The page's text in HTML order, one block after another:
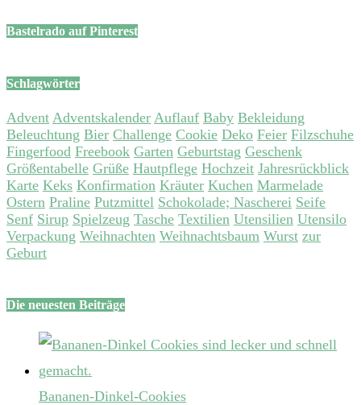
Bastelrado auf Pinterest
Schlagwörter
Advent Adventskalender Auflauf Baby Bekleidung
Beleuchtung Bier Challenge Cookie Deko Feier Filzschuhe
Fingerfood Freebook Garten Geburtstag Geschenk
Größentabelle Grüße Hautpflege Hochzeit Jahresrückblick
Karte Keks Konfirmation Kräuter Kuchen Marmelade
Ostern Praline Putzmittel Schokolade; Nascherei Seife
Senf Sirup Spielzeug Tasche Textilien Utensilien Utensilo
Verpackung Weihnachten Weihnachtsbaum Wurst zur
Geburt
Die neuesten Beiträge
Bananen-Dinkel-Cookies